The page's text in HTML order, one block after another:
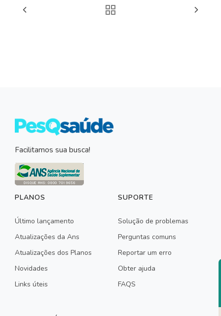
Facilitamos sua busca!
PLANOS
Último lançamento
Atualizações da Ans
Atualizações dos Planos
Novidades
Links úteis
SUPORTE
Solução de problemas
Perguntas comuns
Reportar um erro
Obter ajuda
FAQS